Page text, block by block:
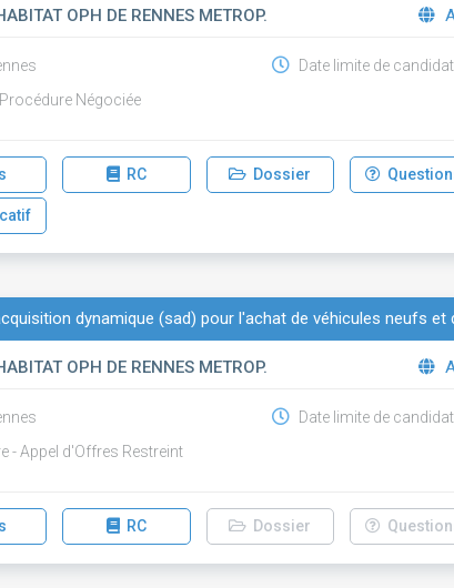
OPH DE RENNES METROP.
Négociée
Date limite de
RC Dossier
dynamique (sad) pour l'achat de véhicules neufs et
OPH DE RENNES METROP.
- Appel d'Offres Restreint
Date limite de
RC Dossier